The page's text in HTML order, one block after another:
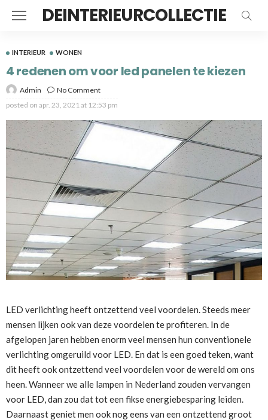
DEINTERIEURCOLLECTIE
INTERIEUR WONEN
4 redenen om voor led panelen te kiezen
Admin
No Comment
posted on apr. 23, 2021 at 12:53 pm
LED verlichting heeft ontzettend veel voordelen. Steeds meer
mensen lijken ook van deze voordelen te profiteren. In de
afgelopen jaren hebben enorm veel mensen hun conventionele
verlichting omgeruild voor LED. En dat is een goed teken, want
dit heeft ook ontzettend veel voordelen voor de wereld om ons
heen. Wanneer we alle lampen in Nederland zouden vervangen
voor LED, dan zou dat tot een fikse energiebesparing leiden.
Daarnaast geniet men ook nog eens van een ontzettend groot